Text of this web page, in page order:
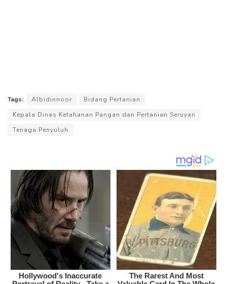
Tags: Albidinnoor
Bidang Pertanian
Kepala Dinas Ketahanan Pangan dan Pertanian Seruyan
Tenaga Penyuluh